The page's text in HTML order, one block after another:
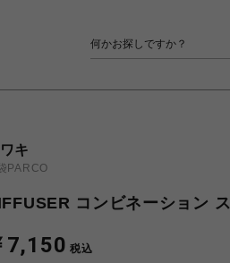
キ
PARCO
コンビネーション
7,150 税込